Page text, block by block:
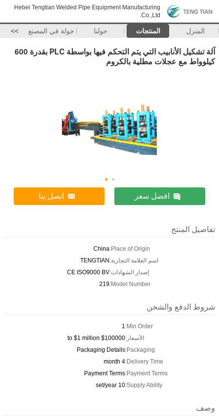
Hebei Tengtian Welded Pipe Equipment Manufacturing
Co.,Ltd.
المنزل المنتجات حولنا جولة في المصنع >>
آلة تشكيل الأنابيب التي يتم التحكم فيها بواسطة PLC بقدرة 600
كيلوواط مع عجلات مطلية بالكروم
افضل سعر اتصل بنا
تفاصيل المنتج
Place of Origin:
China
اسم العلامة التجارية:TENGTIAN
إصدار الشهادات:CE ISO9000 BV
Model Number:
219
شروط الدفع والشحن
Min Order:
1
الأسعار:$100000 to $1 million
Packaging:
Packaging Details
Delivery Time:
4 month
Payment Terms:
Payment Terms
Supply Ability:
10 set/year
وصف